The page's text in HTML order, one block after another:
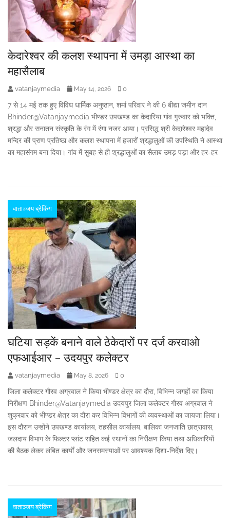
केदारेश्वर की कलश स्थापना में उमड़ा आस्था का
महासैलाब
vatanjaymedia May 14, 2026 0
7 से 14 मई तक हुए विविध धार्मिक अनुष्ठान, शर्मा परिवार ने की 6 बीद्या जमीन दान
Bhinder@Vatanjaymedia भीण्डर उपखण्ड का केदारिया गांव गुरुवार को भक्ति,
श्रद्धा और सनातन संस्कृति के रंग में रंगा नजर आया। प्रसिद्ध श्री केदारेश्वर महादेव
मन्दिर की प्राण प्रतिष्ठा और कलश स्थापना में हजारों श्रद्धालुओं की उपस्थिति ने आस्था
का महासंगम बना दिया। गांव में सुबह से ही श्रद्धालुओं का सैलाब उमड़ पड़ा और हर-हर
वाताञ्जय ब्रेकिंग
घटिया सड़कें बनाने वाले ठेकेदारों पर दर्ज करवाओ
एफआईआर – उदयपुर कलेक्टर
vatanjaymedia May 8, 2026 0
जिला कलेक्टर गौरव अग्रवाल ने किया भीण्डर क्षेत्र का दौरा, विभिन्न जगहों का किया
निरीक्षण Bhinder@Vatanjaymedia उदयपुर जिला कलेक्टर गौरव अग्रवाल ने
शुक्रवार को भीण्डर क्षेत्र का दौरा कर विभिन्न विभागों की व्यवस्थाओं का जायजा लिया।
इस दौरान उन्होंने उपखण्ड कार्यालय, तहसील कार्यालय, बालिका जनजाति छात्रावास,
जलदाय विभाग के फिल्टर प्लांट सहित कई स्थानों का निरीक्षण किया तथा अधिकारियों
की बैठक लेकर लंबित कार्यों और जनसमस्याओं पर आवश्यक दिशा-निर्देश दिए।
वाताञ्जय ब्रेकिंग